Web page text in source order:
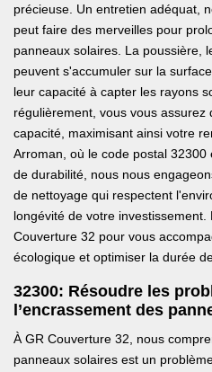
précieuse. Un entretien adéquat,
peut faire des merveilles pour
panneaux solaires. La poussière,
peuvent s'accumuler sur la
leur capacité à capter les rayons
régulièrement, vous vous assurez
capacité, maximisant ainsi votre
Arroman, où le code postal
de durabilité, nous nous
de nettoyage qui respectent
longévité de votre investissement.
Couverture 32 pour vous
écologique et optimiser la durée
32300: Résoudre les
l’encrassement des
À GR Couverture 32, nous
panneaux solaires est un